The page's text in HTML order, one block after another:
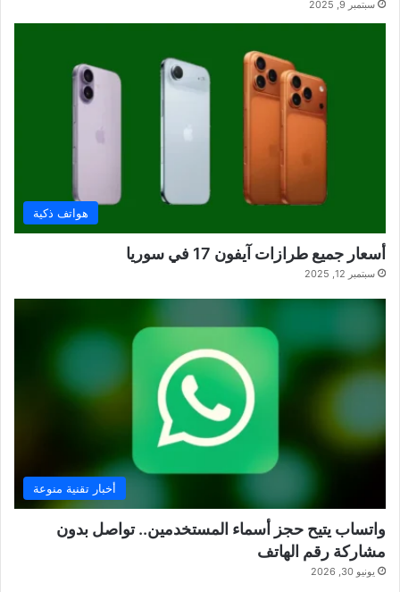
سبتمبر 9, 2025
هواتف ذكية
أسعار جميع طرازات آيفون 17 في سوريا
سبتمبر 12, 2025
أخبار تقنية منوعة
واتساب يتيح حجز أسماء المستخدمين.. تواصل بدون
مشاركة رقم الهاتف
يونيو 30, 2026